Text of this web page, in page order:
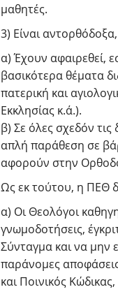
μαθητές.
3) Είναι αντορθόδοξα,
α) Έχουν αφαιρεθεί,
βασικότερα θέματα
πατερική και
Εκκλησίας κ.ά.).
β) Σε όλες σχεδόν
απλή παράθεση σε
αφορούν στην
Ως εκ τούτου, η ΠΕΘ
α) Οι Θεολόγοι
γνωμοδοτήσεις,
Σύνταγμα και να μην
παράνομες
και Ποινικός